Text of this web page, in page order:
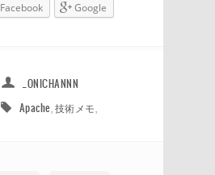
Facebook Google
_ONICHANNN
Apache 技術メモ